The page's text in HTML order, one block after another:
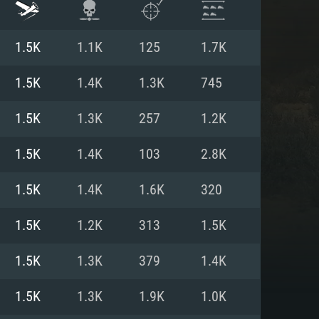
1.5K 1.1K 125 1.7K
1.5K 1.4K 1.3K 745
1.5K 1.3K 257 1.2K
1.5K 1.4K 103 2.8K
1.5K 1.4K 1.6K 320
1.5K 1.2K 313 1.5K
1.5K 1.3K 379 1.4K
1.5K 1.3K 1.9K 1.0K